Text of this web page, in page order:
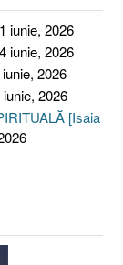
iunie, 2026
iunie, 2026
iunie, 2026
iunie, 2026
[Isaia